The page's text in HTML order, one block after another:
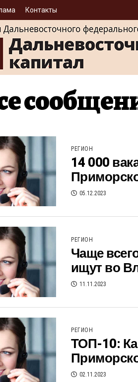
Контакты
РЕГИОН
14 000
05.12.2023
РЕГИОН
Чаще
ищут во
11.11.2023
РЕГИОН
ТОП-10:
02.11.2023